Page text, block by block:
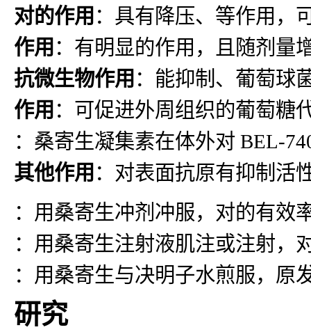
对的作用 ：具有降压、等作用，
作用 ：有明显的作用，且随剂量
抗微生物作用 ：能抑制、葡萄球
作用 ：可促进外周组织的葡萄糖
：桑寄生凝集素在体外对 BEL-
其他作用 ：对表面抗原有抑制活
：用桑寄生冲剂冲服，对的有效
：用桑寄生注射液肌注或注射，
：用桑寄生与决明子水煎服，原
研究